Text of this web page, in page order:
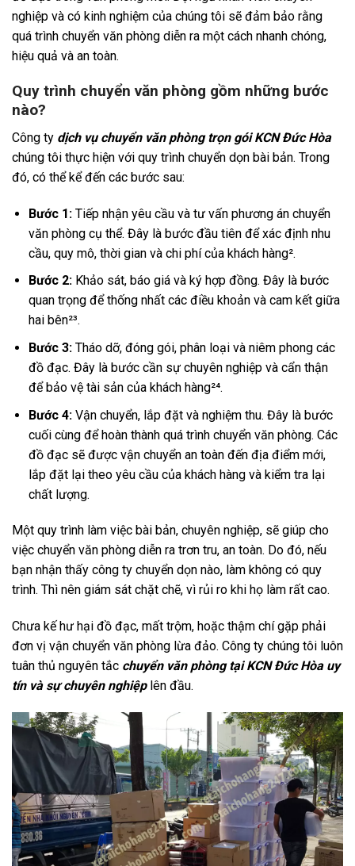
nghiệp và có kinh nghiệm của chúng tôi sẽ đảm bảo rằng
quá trình chuyển văn phòng diễn ra một cách nhanh chóng,
hiệu quả và an toàn.
Quy trình chuyển văn phòng gồm những bước
nào?
Công ty dịch vụ chuyển văn phòng trọn gói KCN Đức Hòa
chúng tôi thực hiện với quy trình chuyển dọn bài bản. Trong
đó, có thể kể đến các bước sau:
Bước 1:Tiếp nhận yêu cầu và tư vấn phương án chuyển
văn phòng cụ thể. Đây là bước đầu tiên để xác định nhu
cầu, quy mô, thời gian và chi phí của khách hàng².
Bước 2:Khảo sát, báo giá và ký hợp đồng. Đây là bước
quan trọng để thống nhất các điều khoản và cam kết giữa
hai bên²³.
Bước 3:Tháo dỡ, đóng gói, phân loại và niêm phong các
đồ đạc. Đây là bước cần sự chuyên nghiệp và cẩn thận
để bảo vệ tài sản của khách hàng²⁴.
Bước 4:Vận chuyển, lắp đặt và nghiệm thu. Đây là bước
cuối cùng để hoàn thành quá trình chuyển văn phòng. Các
đồ đạc sẽ được vận chuyển an toàn đến địa điểm mới,
lắp đặt lại theo yêu cầu của khách hàng và kiểm tra lại
chất lượng.
Một quy trình làm việc bài bản, chuyên nghiệp, sẽ giúp cho
việc chuyển văn phòng diễn ra trơn tru, an toàn. Do đó, nếu
bạn nhận thấy công ty chuyển dọn nào, làm không có quy
trình. Thì nên giám sát chặt chẽ, vì rủi ro khi họ làm rất cao.
Chưa kế hư hại đồ đạc, mất trộm, hoặc thậm chí gặp phải
đơn vị vận chuyển văn phòng lừa đảo. Công ty chúng tôi luôn
tuân thủ nguyên tắc chuyển văn phòng tại KCN Đức Hòa uy
tín và sự chuyên nghiệplên đầu.